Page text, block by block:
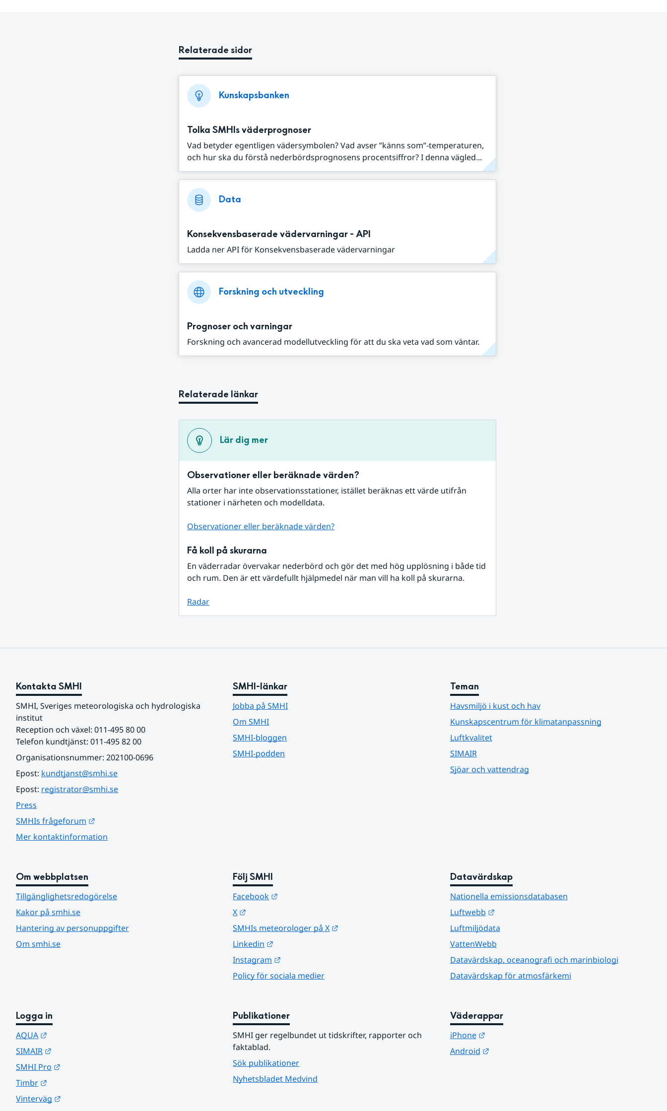
Relaterade sidor
Kunskapsbanken
Tolka SMHIs väderprognoser
Vad betyder egentligen vädersymbolen? Vad avser ”känns som”-temperaturen,
och hur ska du förstå nederbördsprognosens procentsiffror? I denna vägled...
Data
Konsekvensbaserade vädervarningar - API
Ladda ner API för Konsekvensbaserade vädervarningar
Forskning och utveckling
Prognoser och varningar
Forskning och avancerad modellutveckling för att du ska veta vad som väntar.
Relaterade länkar
Lär dig mer
Observationer eller beräknade värden?
Alla orter har inte observationsstationer, istället beräknas ett värde utifrån
stationer i närheten och modelldata.
Observationer eller beräknade värden?
Få koll på skurarna
En väderradar övervakar nederbörd och gör det med hög upplösning i både tid
och rum. Den är ett värdefullt hjälpmedel när man vill ha koll på skurarna.
Radar
Kontakta SMHI
SMHI, Sveriges meteorologiska och hydrologiska
institut
Reception och växel: 011-495 80 00
Telefon kundtjänst: 011-495 82 00
Organisationsnummer: 202100-0696
Epost: kundtjanst@smhi.se
Epost: registrator@smhi.se
Press
SMHIs frågeforum
Mer kontaktinformation
SMHI-länkar
Jobba på SMHI
Om SMHI
SMHI-bloggen
SMHI-podden
Teman
Havsmiljö i kust och hav
Kunskapscentrum för klimatanpassning
Luftkvalitet
SIMAIR
Sjöar och vattendrag
Om webbplatsen
Tillgänglighetsredogörelse
Kakor på smhi.se
Hantering av personuppgifter
Om smhi.se
Följ SMHI
Facebook
X
SMHIs meteorologer på X
Linkedin
Instagram
Policy för sociala medier
Datavärdskap
Nationella emissionsdatabasen
Luftwebb
Länk till annan webbplats.
Luftmiljödata
VattenWebb
Datavärdskap, oceanografi och marinbiologi
Datavärdskap för atmosfärkemi
Logga in
AQUA
SIMAIR
SMHI Pro
Timbr
Vinterväg
Publikationer
SMHI ger regelbundet ut tidskrifter, rapporter och
faktablad.
Sök publikationer
Nyhetsbladet Medvind
Väderappar
iPhone
Länk till annan webbplats.
Android
Länk till annan webbplats.